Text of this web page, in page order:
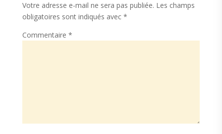
Votre adresse e-mail ne sera pas publiée. Les champs
obligatoires sont indiqués avec *
Commentaire *